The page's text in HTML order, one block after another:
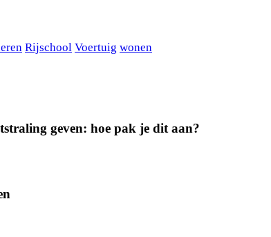
Rijschool Voertuig wonen
geven: hoe pak je dit aan?